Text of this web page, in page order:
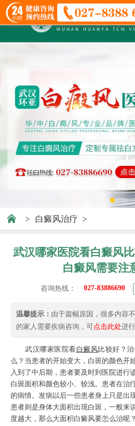
> 白癜风治疗 >
武汉哪家医院看白癜风
白癜风需要注
咨询热线： 027-83886690
温馨提示： 由于篇幅原因，很多内容
的家人需要疾病咨询，可点击此处进
武汉哪家医院看白癜风比较好？
么？当患者的开始变大，白斑的颜色开
入到了中后期，患者要及时到医院进行
白斑面积和颜色较小、较浅。患者在治
的病情。发病以后一些患者身上只是出
患者则是身体大面积出现白斑，一般来
度越大，那么大面积白癜风要怎么治呢